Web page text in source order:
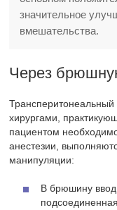
значительное
вмешательства.
Через
Трансперитонеальный
хирургами,
пациентом
анестезии,
манипуляции:
В брюшину